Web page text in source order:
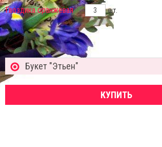
Гвоздика оранжевая шт.
Букет "Этьен"
КУПИТЬ